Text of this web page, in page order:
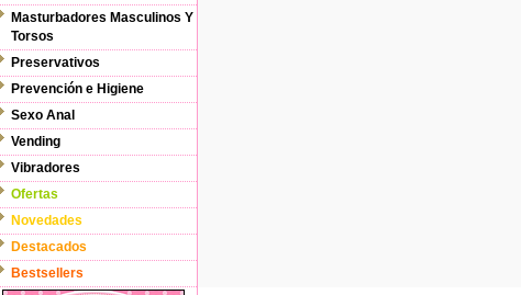
Masturbadores Masculinos Y
Torsos
Preservativos
Prevención e Higiene
Sexo Anal
Vending
Vibradores
Ofertas
Novedades
Destacados
Bestsellers